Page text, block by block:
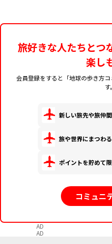
旅好きな人たちとつ
楽し
会員登録をすると「地球の歩き方
す。
新しい旅先や旅仲
旅や世界にまつわ
ポイントを貯めて
コミュニ
AD
AD